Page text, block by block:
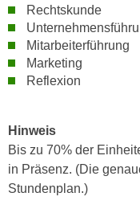
Rechtskunde
Mitarbeiterführung
Marketing
Reflexion
Hinweis
Bis zu 70% der
in Präsenz. (Die
Stundenplan.)
z
u
A
n
a
y
s
e
z
i
e
d
e
o
o
k
i